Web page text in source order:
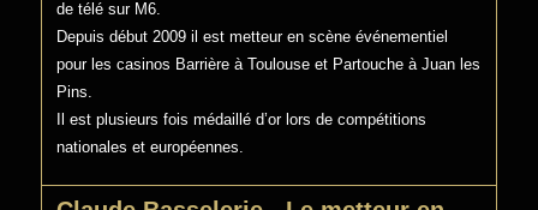
de télé sur M6.
Depuis début 2009 il est metteur en scène événementiel
pour les casinos Barrière à Toulouse et Partouche à Juan les
Pins.
Il est plusieurs fois médaillé d’or lors de compétitions
nationales et européennes.